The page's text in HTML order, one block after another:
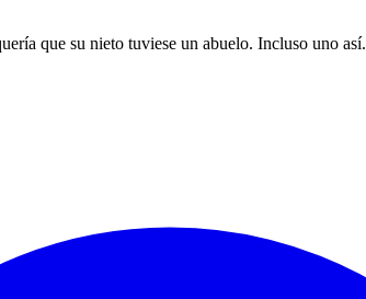
que su nieto tuviese un abuelo. Incluso uno así.